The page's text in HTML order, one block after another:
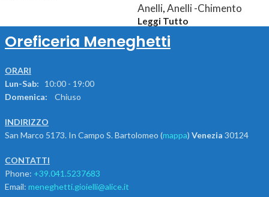
Anelli,Anelli -Chimento
Leggi Tutto
Oreficeria Meneghetti
ORARI
Lun-Sab: 10:00 - 19:00
Domenica:
Chiuso
INDIRIZZO
San Marco 5173. In Campo S. Bartolomeo (mappa) Venezia 30124
CONTATTI
Phone: +39.041.5237683
Email: meneghetti.gioielli@alice.it